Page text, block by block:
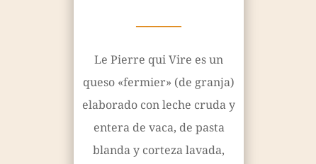
————
Le Pierre qui Vire es un
queso «fermier» (de granja)
elaborado con leche cruda y
entera de vaca, de pasta
blanda y corteza lavada,